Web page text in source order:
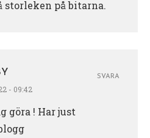
storleken på bitarna.
- 09:42
göra ! Har just
SVARA